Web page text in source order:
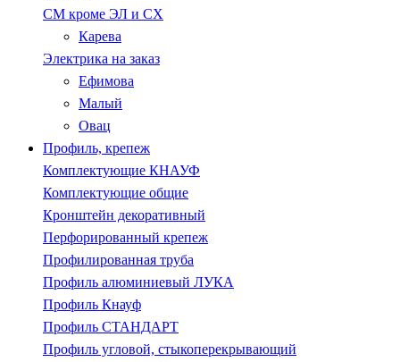
СМ кроме ЭЛ и СХ
Карева
Электрика на заказ
Ефимова
Малый
Овац
Профиль, крепеж
Комплектующие КНАУФ
Комплектующие общие
Кронштейн декоративный
Перфорированный крепеж
Профилированная труба
Профиль алюминиевый ЛУКА
Профиль Кнауф
Профиль СТАНДАРТ
Профиль угловой, стыкоперекрывающий